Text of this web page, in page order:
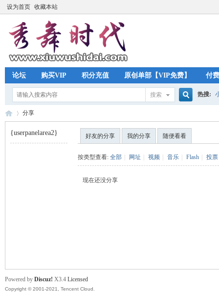
设为首页 收藏本站
论坛 购买VIP 积分充值 原创单部【VIP免费】 付
搜索 热搜:
分享
{userpanelarea2} 好友的分享 我的分享 随便看看
按类型查看: 全部 网址 视频 音乐 Flash 投票
现在还没分享
Powered by Discuz! X3.4 Licensed
Copyright © 2001-2021, Tencent Cloud.